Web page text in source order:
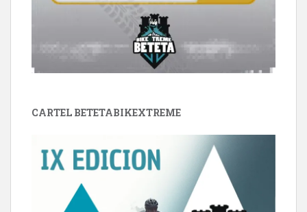
CARTEL BETETABIKEXTREME